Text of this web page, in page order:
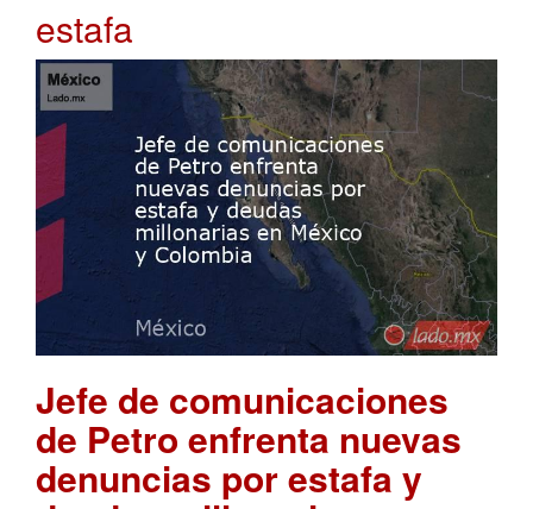
estafa
Jefe de comunicaciones
de Petro enfrenta nuevas
denuncias por estafa y